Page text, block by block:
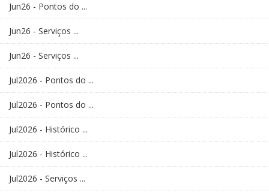
Jun26 - Pontos do ...
Jun26 - Serviços ...
Jun26 - Serviços ...
Jul2026 - Pontos do ...
Jul2026 - Pontos do ...
Jul2026 - Histórico ...
Jul2026 - Histórico ...
Jul2026 - Serviços ...